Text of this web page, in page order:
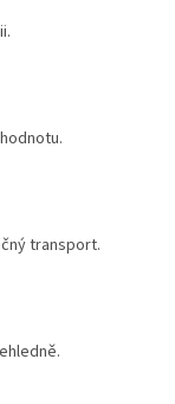
transport.